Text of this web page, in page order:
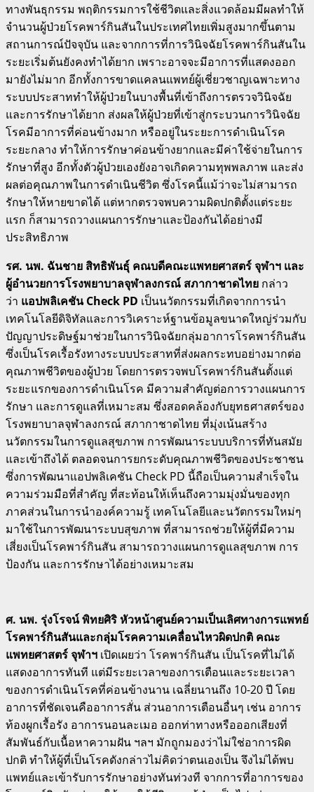
ทางพันธุกรรม พฤติกรรมการใช้ชีวิตและสิ่งแวดล้อมมีผลทำให้
จำนวนผู้ป่วยโรคพาร์กินสันในประเทศไทยเพิ่มสูงมากขึ้นตาม
สถานการณ์ปัจจุบัน และจากการที่การวินิจฉัยโรคพาร์กินสันใน
ระยะเริ่มต้นยังคงทำได้ยาก เพราะอาจจะมีอาการที่แสดงออก
มายังไม่มาก อีกทั้งการขาดแคลนแพทย์ผู้เชี่ยวชาญเฉพาะทาง
ระบบประสาททำให้ผู้ป่วยในบางพื้นที่เข้าถึงการตรวจวินิจฉัย
และการรักษาได้ยาก ส่งผลให้ผู้ป่วยที่เข้าสู่กระบวนการวินิจฉัย
โรคมีอาการที่ค่อนข้างมาก หรืออยู่ในระยะการดำเนินโรค
ระยะกลาง ทำให้การรักษาค่อนข้างยากและมีค่าใช้จ่ายในการ
รักษาที่สูง อีกทั้งตัวผู้ป่วยเองยังอาจเกิดความทุพพลภาพ และส่ง
ผลต่อคุณภาพในการดำเนินชีวิต ซึ่งโรคนี้แม้ว่าจะไม่สามารถ
รักษาให้หายขาดได้ แต่หากตรวจพบความผิดปกติตั้งแต่ระยะ
แรก ก็สามารถวางแผนการรักษาและป้องกันได้อย่างมี
ประสิทธิภาพ
รศ. นพ. ฉันชาย สิทธิพันธุ์ คณบดีคณะแพทยศาสตร์ จุฬาฯ และ
ผู้อำนวยการโรงพยาบาลจุฬาลงกรณ์ สภากาชาดไทย กล่าว
ว่า แอปพลิเคชันCheck PD เป็นนวัตกรรมที่เกิดจากการนำ
เทคโนโลยีดิจิทัลและการวิเคราะห์ฐานข้อมูลขนาดใหญ่ร่วมกับ
ปัญญาประดิษฐ์มาช่วยในการวินิจฉัยกลุ่มอาการโรคพาร์กินสัน
ซึ่งเป็นโรคเรื้อรังทางระบบประสาทที่ส่งผลกระทบอย่างมากต่อ
คุณภาพชีวิตของผู้ป่วย โดยการตรวจพบโรคพาร์กินสันตั้งแต่
ระยะแรกของการดำเนินโรค มีความสำคัญต่อการวางแผนการ
รักษา และการดูแลที่เหมาะสม ซึ่งสอดคล้องกับยุทธศาสตร์ของ
โรงพยาบาลจุฬาลงกรณ์ สภากาชาดไทย ที่มุ่งเน้นสร้าง
นวัตกรรมในการดูแลสุขภาพ การพัฒนาระบบบริการที่ทันสมัย
และเข้าถึงได้ ตลอดจนการยกระดับคุณภาพชีวิตของประชาชน
ซึ่งการพัฒนาแอปพลิเคชัน Check PD นี้ถือเป็นความสำเร็จใน
ความร่วมมือที่สำคัญ ที่สะท้อนให้เห็นถึงความมุ่งมั่นของทุก
ภาคส่วนในการนำองค์ความรู้ เทคโนโลยีและนวัตกรรมใหม่ๆ
มาใช้ในการพัฒนาระบบสุขภาพ ที่สามารถช่วยให้ผู้ที่มีความ
เสี่ยงเป็นโรคพาร์กินสัน สามารถวางแผนการดูแลสุขภาพ การ
ป้องกัน และการรักษาได้อย่างเหมาะสม
ศ. นพ. รุ่งโรจน์ พิทยศิริ หัวหน้าศูนย์ความเป็นเลิศทางการแพทย์
โรคพาร์กินสันและกลุ่มโรคความเคลื่อนไหวผิดปกติ คณะ
แพทยศาสตร์ จุฬาฯ เปิดเผยว่า โรคพาร์กินสัน เป็นโรคที่ไม่ได้
แสดงอาการทันที แต่มีระยะเวลาของการเตือนและระยะเวลา
ของการดำเนินโรคที่ค่อนข้างนาน เฉลี่ยนานถึง 10-20 ปี โดย
อาการที่ชัดเจนคืออาการสั่น ส่วนอาการเตือนอื่นๆ เช่น อาการ
ท้องผูกเรื้อรัง อาการนอนละเมอ ออกท่าทางหรือออกเสียงที่
สัมพันธ์กับเนื้อหาความฝัน ฯลฯ มักถูกมองว่าไม่ใช่อาการผิด
ปกติ ทำให้ผู้ที่เป็นโรคดังกล่าวไม่คิดว่าตนเองเป็น จึงไม่ได้พบ
แพทย์และเข้ารับการรักษาอย่างทันท่วงที จากการที่อาการของ